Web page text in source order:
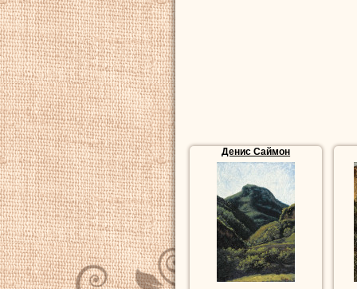
Купить
репродукции
художника,
речной пейзаж,
Денис Саймон